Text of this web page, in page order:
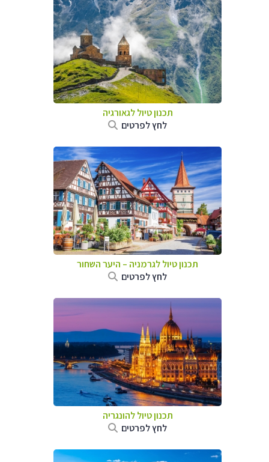
תכנון טיול לגאורגיה
לחץ לפרטים
תכנון טיול לגרמניה – היער השחור
לחץ לפרטים
תכנון טיול להונגריה
לחץ לפרטים